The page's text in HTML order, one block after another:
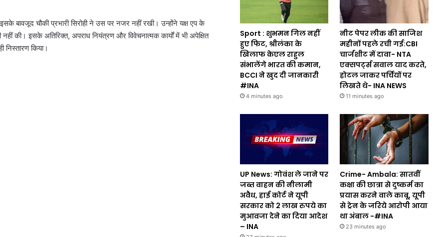
बावजूद चौकी प्रभारी सिरोही ने उस पर नजर नहीं रखी। उन्होंने यक्ष एप के
की। इसके अतिरिक्त, अपराध नियंत्रण और विवेचनात्मक कार्यों में भी अपेक्षित
किया।
Sport : शुभमन गिल नहीं
हुए फिट, श्रीलंका के
खिलाफ केएल राहुल
संभालेंगे भारत की कमान,
BCCI ने खुद दी जानकारी
#INA
4 minutes ago
नीट पेपर लीक की साजिश
महीनों पहले रची गई:CBI
चार्जशीट में दावा- NTA
एक्सपर्ट्स सवाल याद करते,
होटल जाकर पर्चियों पर
लिखते थे- INA NEWS
11 minutes ago
UP News: गोवंश ले जाने पर
जब्त वाहन की नीलामी
अवैध, हाई कोर्ट ने यूपी
सरकार को 2 लाख रुपये का
मुआवजा देने का दिया आदेश
– INA
Crime- Ambala: सातवीं
कक्षा की छात्रा से दुष्कर्म का
प्रयास करने वाले काबू, यूपी
से ट्रेन के जरिये आरोपी आया
था अंबाल -#INA
23 minutes ago